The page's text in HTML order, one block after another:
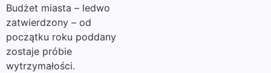
Budżet miasta – ledwo
zatwierdzony – od
początku roku poddany
zostaje próbie
wytrzymałości.